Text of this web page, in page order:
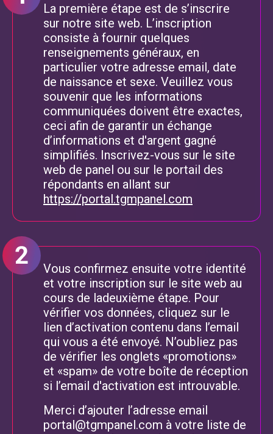
La première étape est de s’inscrire
sur notre site web. L’inscription
consiste à fournir quelques
renseignements généraux, en
particulier votre adresse email, date
de naissance et sexe. Veuillez vous
souvenir que les informations
communiquées doivent être exactes,
ceci afin de garantir un échange
d’informations et d'argent gagné
simplifiés. Inscrivez-vous sur le site
web de panel ou sur le portail des
répondants en allant sur
https://portal.tgmpanel.com
Vous confirmez ensuite votre identité
et votre inscription sur le site web au
cours de ladeuxième étape. Pour
vérifier vos données, cliquez sur le
lien d’activation contenu dans l’email
qui vous a été envoyé. N’oubliez pas
de vérifier les onglets «promotions»
et «spam» de votre boîte de réception
si l’email d'activation est introuvable.
Merci d’ajouter l’adresse email
portal@tgmpanel.com à votre liste de